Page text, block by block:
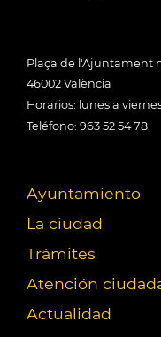
Plaça de l'Ajuntament
46002 València
Horarios: lunes a
Teléfono: 963 52 54 78
Ayuntamiento
La ciudad
Trámites
Atención
Actualidad